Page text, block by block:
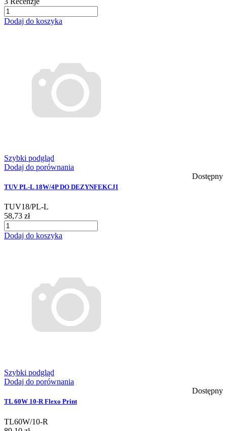
Dodaj do koszyka
Szybki podgląd
Dodaj do porównania
Dostępny
TUV PL-L 18W/4P DO DEZYNFEKCJI
TUV18/PL-L
58,73 zł
Dodaj do koszyka
Szybki podgląd
Dodaj do porównania
Dostępny
TL 60W 10-R Flexo Print
TL60W/10-R